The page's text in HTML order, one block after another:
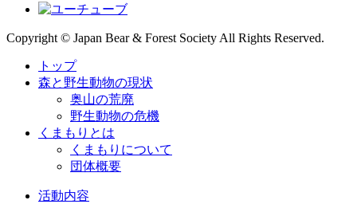
Copyright © Japan Bear & Forest Society All Rights Reserved.
トップ
森と野生動物の現状
奥山の荒廃
野生動物の危機
くまもりとは
くまもりについて
団体概要
活動内容